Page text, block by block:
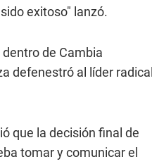
exitoso" lanzó.
de Cambia
defenestró al líder radical
que la decisión final de
tomar y comunicar el